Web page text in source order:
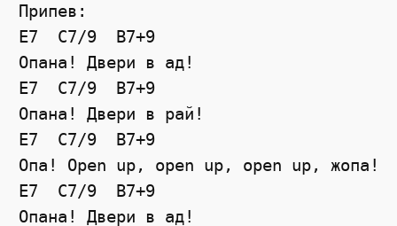
Припев:
E7  C7/9  B7+9
Опана! Двери в ад!
E7  C7/9  B7+9
Опана! Двери в рай!
E7  C7/9  B7+9
Опа! Open up, open up, open up, жопа!
E7  C7/9  B7+9
Опана! Двери в ад!